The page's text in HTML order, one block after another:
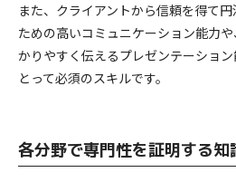
また、クライアントから信頼を得て
ための高いコミュニケーション能力
かりやすく伝えるプレゼンテーショ
とって必須のスキルです。
各分野で専門性を証明する知